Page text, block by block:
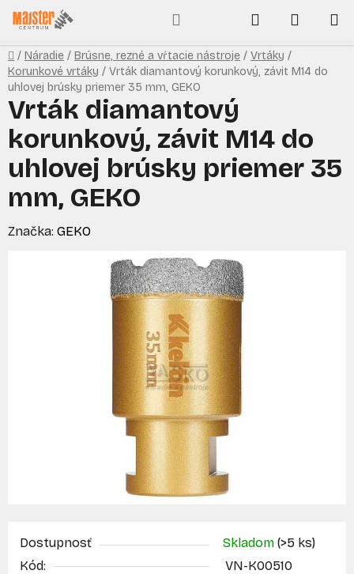
Prejsť
na
obsah
Hľadať
KOŠÍK
Domov
/ Náradie / Brúsne, rezné a vŕtacie nástroje / Vrtáky /
Korunkové vrtáky / Vrták diamantový korunkový, závit M14 do
uhlovej brúsky priemer 35 mm, GEKO
Dostupnosť Skladom (>5 ks)
Kód:
VN-K00510
Vrták diamantový
korunkový, závit M14 do
uhlovej brúsky priemer 35
mm, GEKO
Značka: GEKO